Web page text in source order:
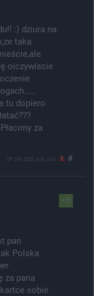
:) dziura na
taka
oiczywiscie
tu dopiero
za
IP: 89.200.xx6.xx6 #
+5
pan
Polska
za pana
sobie